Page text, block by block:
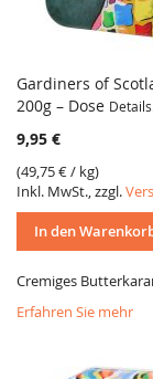
Gardiners of
200g – Dose
9,95 €
(49,75 €/ kg)
Inkl. MwSt., zzgl.
In den
Cremiges
Erfahren Sie mehr